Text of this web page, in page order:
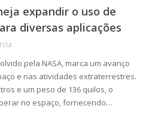
expandir o uso de
diversas aplicações
pela NASA, marca um avanço
e nas atividades extraterrestres.
e um peso de 136 quilos, o
no espaço, fornecendo…